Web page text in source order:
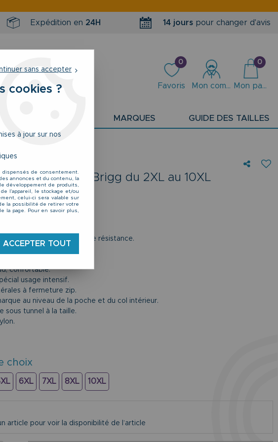
Expédition en 24H 14 jours pour changer d'avis
0
Favoris Mon compte
0
Mon panier
MARQUES GUIDE DES TAILLES
Manche Noir Brigg du 2XL au 10XL
,90 €TTC
qualité sans manche haute résistance.
confortable.
usage intensif.
à fermeture zip.
au niveau de la poche et du col intérieur.
sous tunnel à la taille.
choix
6XL 7XL 8XL 10XL
article pour voir la disponibilité de l’article
sans accepter
cookies ?
à jour sur nos
de consentement.
annonces et du contenu, la
développement de produits,
l'appareil, le stockage et/ou
celui-ci sera valable sur
la possibilité de retirer votre
la page. Pour en savoir plus,
ACCEPTER TOUT